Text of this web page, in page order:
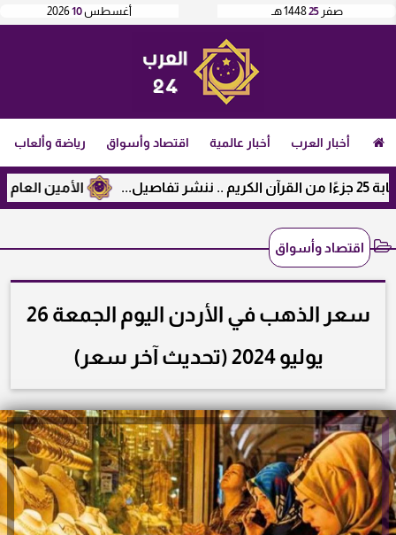
أغسطس10
2026 صفر 251448 هـ
أخبار العرب أخبار عالمية اقتصاد وأسواق رياضة وألعاب
الأمين العام لرابطة
اقتصاد وأسواق
سعر الذهب في الأردن اليوم الجمعة 26
يوليو 2024 (تحديث آخر سعر)